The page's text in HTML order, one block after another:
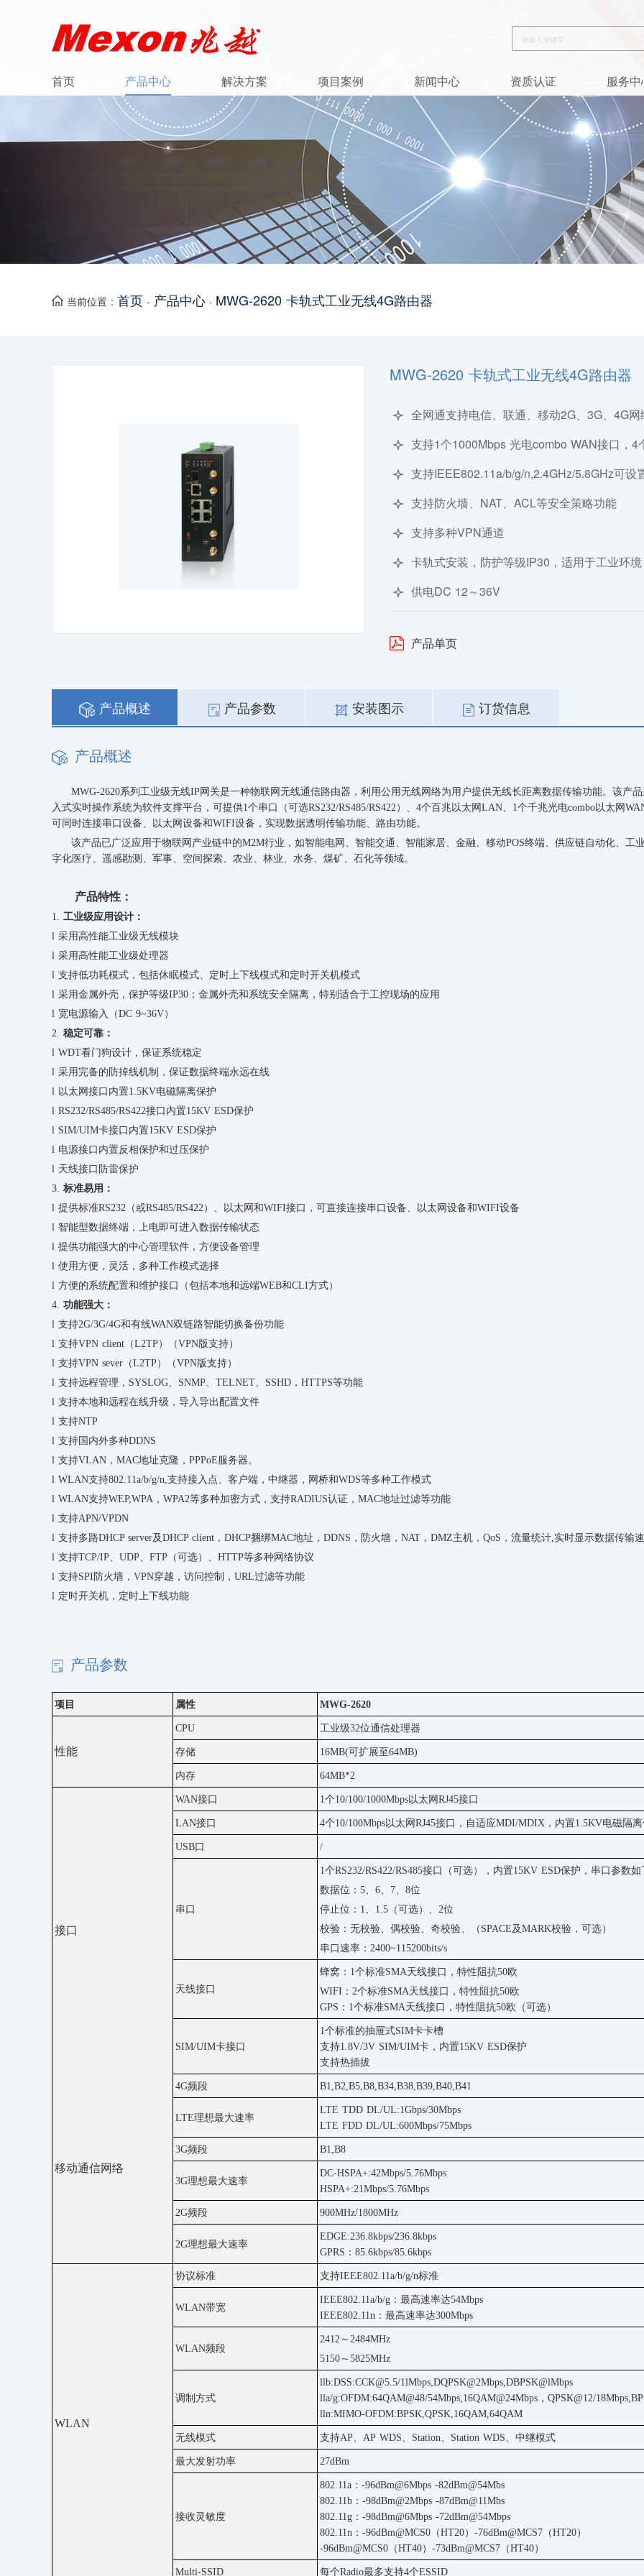
首页 产品中心 解决方案 项目案例 新闻中心 资质认证 服务
当前位置 : 首页 - 产品中心 - MWG-2620 卡轨式工业无线4G路由器
MWG-2620 卡轨式工业无线4G路由器
全网通支持电信、联通、移动2G、3G、4G网
支持1个1000Mbps 光电combo WAN接口，4
支持IEEE802.11a/b/g/n,2.4GHz/5.8GHz可设
支持防火墙、NAT、ACL等安全策略功能
支持多种VPN通道
卡轨式安装，防护等级IP30，适用于工业环境
供电DC 12～36V
产品单页
产品概述 产品参数 安装图示 订货信息
产品概述
MWG-2620系列工业级无线IP网关是一种物联网无线通信路由器，利用公用无线网络为用户提供无线长距离数据传输功能。该产
入式实时操作系统为软件支撑平台，可提供1个串口（可选RS232/RS485/RS422）、 4个百兆以太网 LAN、1个千兆光电combo以太网
可同时连接串口设备、以太网设备和WIFI设备，实现数据透明传输功能、路由功能。
该产品已广泛应用于物联网产业链中的M2M行业，如智能电网、智能交通、智能家居、 金融、 移动POS终端、 供应链自动化、 工
字化医疗、 遥感勘测 、 军事、 空间探索、 农业、 林业、 水务、 煤矿、 石化等领域。
产品特性：
1. 工业级应用设计：
l 采用高性能工业级无线模块
l 采用高性能工业级处理器
l 支持低功耗模式，包括休眠模式、定时上下线模式和定时开关机模式
l 采用金属外壳，保护等级IP30 ；金属外壳和系统安全隔离，特别适合于工控现场的应用
l 宽电源输入（DC 9~36V）
2. 稳定可靠：
l WDT看门狗设计，保证系统稳定
l 采用完备的防掉线机制，保证数据终端永远在线
l 以太网接口内置1.5KV电磁隔离保护
l RS232/RS485/RS422接口内置15KV ESD保护
l SIM/UIM卡接口内置15KV ESD保护
l 电源接口内置反相保护和过压保护
l 天线接口防雷保护
3. 标准易用：
l 提供标准RS232（或RS485/RS422）、以太网和WIFI接口，可直接连接串口设备、以太网设备和WIFI设备
l 智能型数据终端，上电即可进入数据传输状态
l 提供功能强大的中心管理软件，方便设备管理
l 使用方便，灵活，多种工作模式选择
l 方便的系统配置和维护接口（包括本地和远端WEB和CLI方式）
4. 功能强大：
l 支持2G/3G/4G和有线WAN双链路智能切换备份功能
l 支持VPN client（L2TP）（VPN版支持）
l 支持VPN sever（L2TP）（VPN版支持）
l 支持远程管理 ， SYSLOG、SNMP、TELNET、SSHD，HTTPS等功能
l 支持本地和远程在线升级，导入导出配置文件
l 支持NTP
l 支持国内外多种DDNS
l 支持VLAN，MAC地址克隆，PPPoE服务器。
l WLAN支持802.11a/b/g/n,支持接入点、客户端，中继器，网桥和WDS等多种工作模式
l WLAN支持WEP,WPA，WPA2等多种加密方式，支持RADIUS认证，MAC地址过滤等功能
l 支持APN/VPDN
l 支持多路DHCP server及DHCP client ， DHCP捆绑MAC地址，DDNS，防火墙，NAT，DMZ主机，QoS，流量统计,实时显示数据传输
l 支持TCP/IP、UDP、FTP（可选）、HTTP等多种网络协议
l 支持SPI防火墙，VPN穿越，访问控制，URL过滤等功能
l 定时开关机，定时上下线功能
产品参数
项目 属性 MWG-2620
性能
CPU 工业级32位通信处理器
存储 16MB(可扩展至64MB)
内存 64MB*2
接口
WAN接口 1个10/100/1000Mbps以太网RJ45接口
LAN接口 4个10/100Mbps以太网RJ45接口，自适应MDI/MDIX，内置1.5KV电磁隔
USB口 /
串口
1个RS232/RS422/RS485接口（可选），内置15KV ESD保护，串口参数如
数据位： 5、6、7、8位
停止位： 1、1.5（可选）、2位
校验：无校验、偶校验、奇校验、（ SPACE及MARK校验，可选）
串口速率： 2400~115200bits/s
天线接口
蜂窝： 1个标准SMA天线接口，特性阻抗50欧
WIFI：2个标准SMA天线接口，特性阻抗50欧
GPS：1个标准SMA天线接口，特性阻抗50欧（可选）
SIM/UIM卡接口
1个标准的抽屉式SIM卡卡槽
支持1.8V/3V SIM/UIM卡，内置15KV ESD保护
支持热插拔
移动通信网络
4G频段 B1,B2,B5,B8,B34,B38,B39,B40,B41
LTE理想最大速率
LTE TDD DL/UL:1Gbps/30Mbps
LTE FDD DL/UL:600Mbps/75Mbps
3G频段 B1,B8
3G理想最大速率
DC-HSPA+:42Mbps/5.76Mbps
HSPA+:21Mbps/5.76Mbps
2G频段 900MHz/1800MHz
2G理想最大速率
EDGE:236.8kbps/236.8kbps
GPRS：85.6kbps/85.6kbps
WLAN
协议标准 支持IEEE802.11a/b/g/n标准
WLAN带宽
IEEE802.11a/b/g：最高速率达54Mbps
IEEE802.11n：最高速率达300Mbps
WLAN频段
2412～2484MHz
5150～5825MHz
调制方式
llb:DSS:CCK@5.5/1lMbps,DQPSK@2Mbps,DBPSK@lMbps
lla/g:OFDM:64QAM@48/54Mbps,16QAM@24Mbps，QPSK@12/
lln:MIMO-OFDM:BPSK,QPSK,16QAM,64QAM
无线模式 支持AP、AP WDS、Station、Station WDS、中继模式
最大发射功率 27dBm
接收灵敏度
802.11a：-96dBm@6Mbps -82dBm@54Mbs
802.11b：-98dBm@2Mbps -87dBm@11Mbs
802.11g：-98dBm@6Mbps -72dBm@54Mbps
802.11n：-96dBm@MCS0（HT20）-76dBm@MCS7（HT20）
-96dBm@MCS0（HT40）-73dBm@MCS7（HT40）
Multi-SSID 每个Radio最多支持4个ESSID